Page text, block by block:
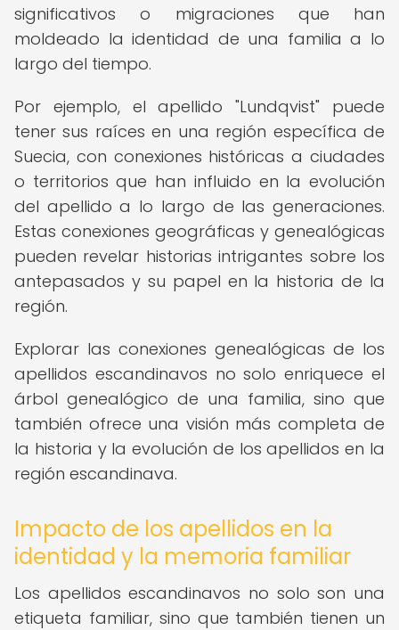
significativos o migraciones que han
moldeado la identidad de una familia a lo
largo del tiempo.
Por ejemplo, el apellido "Lundqvist" puede
tener sus raíces en una región específica de
Suecia, con conexiones históricas a ciudades
o territorios que han influido en la evolución
del apellido a lo largo de las generaciones.
Estas conexiones geográficas y genealógicas
pueden revelar historias intrigantes sobre los
antepasados y su papel en la historia de la
región.
Explorar las conexiones genealógicas de los
apellidos escandinavos no solo enriquece el
árbol genealógico de una familia, sino que
también ofrece una visión más completa de
la historia y la evolución de los apellidos en la
región escandinava.
Impacto de los apellidos en la
identidad y la memoria familiar
Los apellidos escandinavos no solo son una
etiqueta familiar, sino que también tienen un